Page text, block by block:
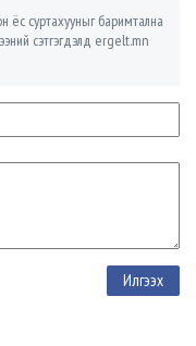
ёс суртахууныг баримтална
сэтгэгдэлд ergelt.mn